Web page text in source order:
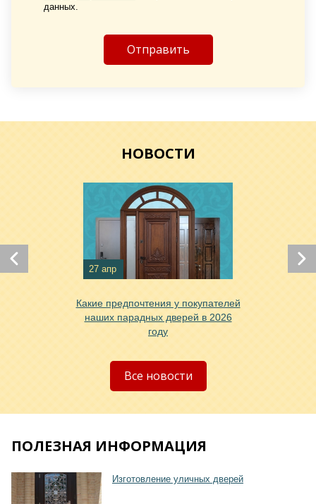
Хочу такую
Хочу такую
Хочу такую
данных.
НОВОСТИ
27 апр
Какие предпочтения у покупателей
наших парадных дверей в 2026
году
Все новости
ПОЛЕЗНАЯ ИНФОРМАЦИЯ
Изготовление уличных дверей